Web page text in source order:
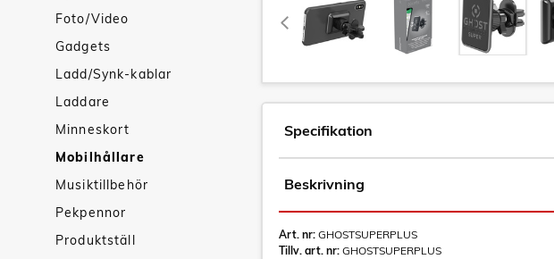
Foto/Video
Gadgets
Ladd/Synk-kablar
Laddare
Minneskort
Mobilhållare
Musiktillbehör
Pekpennor
Produktställ
Specifikation
Beskrivning
Art. nr: GHOSTSUPERPLUS
Tillv. art. nr: GHOSTSUPERPLUS